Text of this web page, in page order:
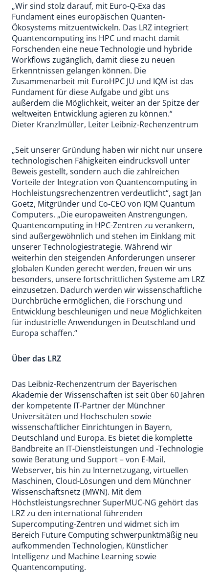
„Wir sind stolz darauf, mit Euro-Q-Exa das
Fundament eines europäischen Quanten-
Ökosystems mitzuentwickeln. Das LRZ integriert
Quantencomputing ins HPC und macht damit
Forschenden eine neue Technologie und hybride
Workflows zugänglich, damit diese zu neuen
Erkenntnissen gelangen können. Die
Zusammenarbeit mit EuroHPC JU und IQM ist das
Fundament für diese Aufgabe und gibt uns
außerdem die Möglichkeit, weiter an der Spitze der
weltweiten Entwicklung agieren zu können.“
Dieter Kranzlmüller, Leiter Leibniz-Rechenzentrum
„Seit unserer Gründung haben wir nicht nur unsere
technologischen Fähigkeiten eindrucksvoll unter
Beweis gestellt, sondern auch die zahlreichen
Vorteile der Integration von Quantencomputing in
Hochleistungsrechenzentren verdeutlicht“, sagt Jan
Goetz, Mitgründer und Co-CEO von IQM Quantum
Computers. „Die europaweiten Anstrengungen,
Quantencomputing in HPC-Zentren zu verankern,
sind außergewöhnlich und stehen im Einklang mit
unserer Technologiestrategie. Während wir
weiterhin den steigenden Anforderungen unserer
globalen Kunden gerecht werden, freuen wir uns
besonders, unsere fortschrittlichen Systeme am LRZ
einzusetzen. Dadurch werden wir wissenschaftliche
Durchbrüche ermöglichen, die Forschung und
Entwicklung beschleunigen und neue Möglichkeiten
für industrielle Anwendungen in Deutschland und
Europa schaffen.“
Über das LRZ
Das Leibniz-Rechenzentrum der Bayerischen
Akademie der Wissenschaften ist seit über 60 Jahren
der kompetente IT-Partner der Münchner
Universitäten und Hochschulen sowie
wissenschaftlicher Einrichtungen in Bayern,
Deutschland und Europa. Es bietet die komplette
Bandbreite an IT-Dienstleistungen und -Technologie
sowie Beratung und Support – von E-Mail,
Webserver, bis hin zu Internetzugang, virtuellen
Maschinen, Cloud-Lösungen und dem Münchner
Wissenschaftsnetz (MWN). Mit dem
Höchstleistungsrechner SuperMUC-NG gehört das
LRZ zu den international führenden
Supercomputing-Zentren und widmet sich im
Bereich Future Computing schwerpunktmäßig neu
aufkommenden Technologien, Künstlicher
Intelligenz und Machine Learning sowie
Quantencomputing.